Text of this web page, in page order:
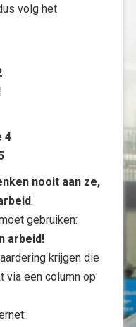
volg het
4
nooit aan ze,
.
gebruiken:
arbeid!
krijgen die
via een column op